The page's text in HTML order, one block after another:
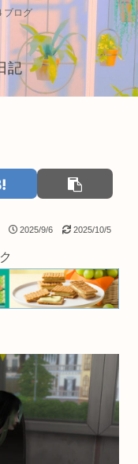
ブログ
記
2025/9/6 2025/10/5